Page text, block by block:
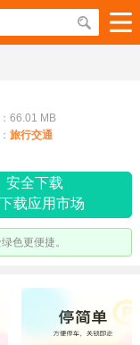
66.01 MB
旅行交通
安全下载
载应用市场
色更便捷。